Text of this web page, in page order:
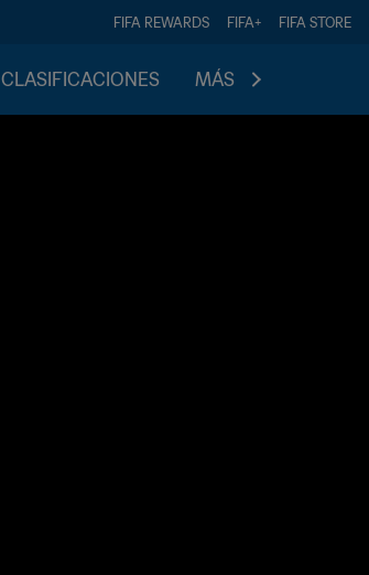
FIFA REWARDS FIFA+ FIFA STORE
CLASIFICACIONES MÁS